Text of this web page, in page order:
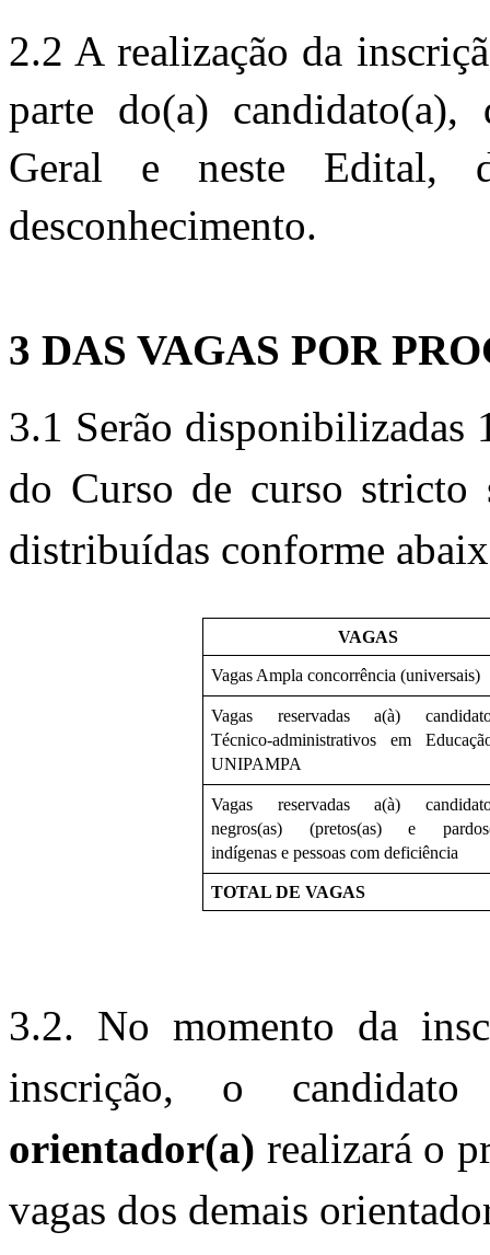
2.2 A realização da
parte do(a)
Geral e neste Edital,
desconhecimento.
3 DAS VAGAS POR
3.1 Serão disponibilizadas
do Curso de curso stricto
distribuídas conforme
VAGAS
Vagas Ampla concorrência (universais)
Vagas reservadas a(à)
Técnico-administrativos em
UNIPAMPA
Vagas reservadas a(à)
negros(as) (pretos(as) e
indígenas e pessoas com deficiência
TOTAL DE VAGAS
3.2. No momento da
inscrição, o
orientador(a) realizará o
vagas dos demais